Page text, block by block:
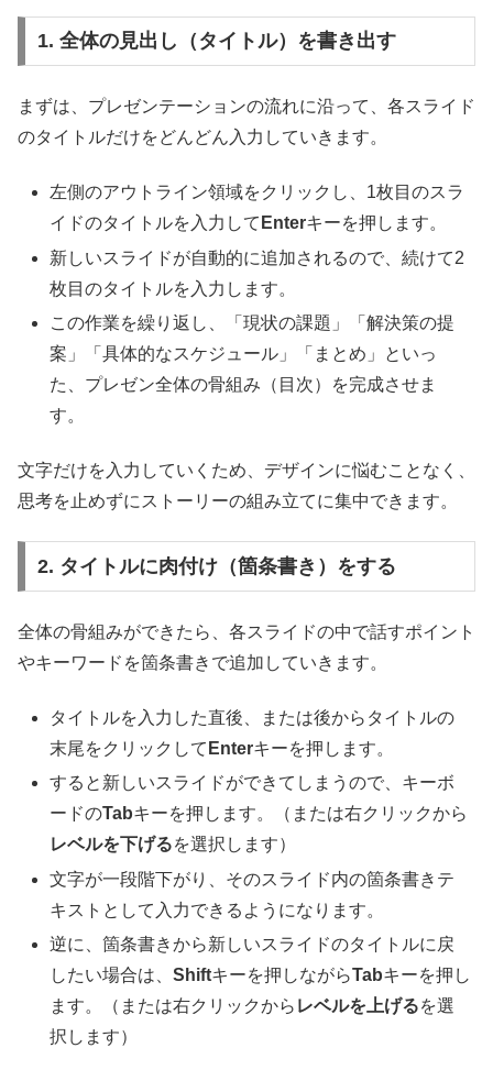
1. 全体の見出し（タイトル）を書き出す
まずは、プレゼンテーションの流れに沿って、各スライド
のタイトルだけをどんどん入力していきます。
左側のアウトライン領域をクリックし、1枚目のスラ
イドのタイトルを入力して Enterキーを押します。
新しいスライドが自動的に追加されるので、続けて2
枚目のタイトルを入力します。
この作業を繰り返し、「現状の課題」「解決策の提
案」「具体的なスケジュール」「まとめ」といっ
た、プレゼン全体の骨組み（目次）を完成させま
す。
文字だけを入力していくため、デザインに悩むことなく、
思考を止めずにストーリーの組み立てに集中できます。
2. タイトルに肉付け（箇条書き）をする
全体の骨組みができたら、各スライドの中で話すポイント
やキーワードを箇条書きで追加していきます。
タイトルを入力した直後、または後からタイトルの
末尾をクリックして Enterキーを押します。
すると新しいスライドができてしまうので、キーボ
ードのTabキーを押します。（または右クリックから
レベルを下げるを選択します）
文字が一段階下がり、そのスライド内の箇条書きテ
キストとして入力できるようになります。
逆に、箇条書きから新しいスライドのタイトルに戻
したい場合は、Shiftキーを押しながらTabキーを押し
ます。（または右クリックから レベルを上げるを選
択します）